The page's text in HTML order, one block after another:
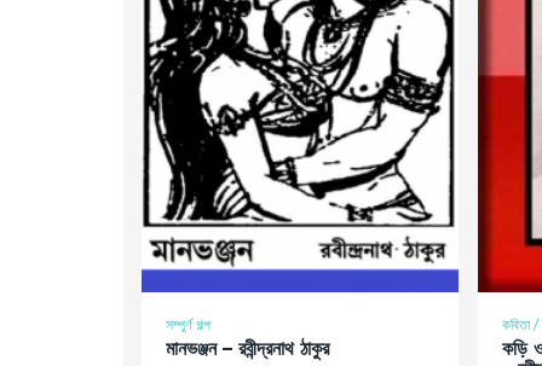
সম্পুর্ণ গল্প
মানভঞ্জন – রবীন্দ্রনাথ ঠাকুর
কবিতা /
কড়ি